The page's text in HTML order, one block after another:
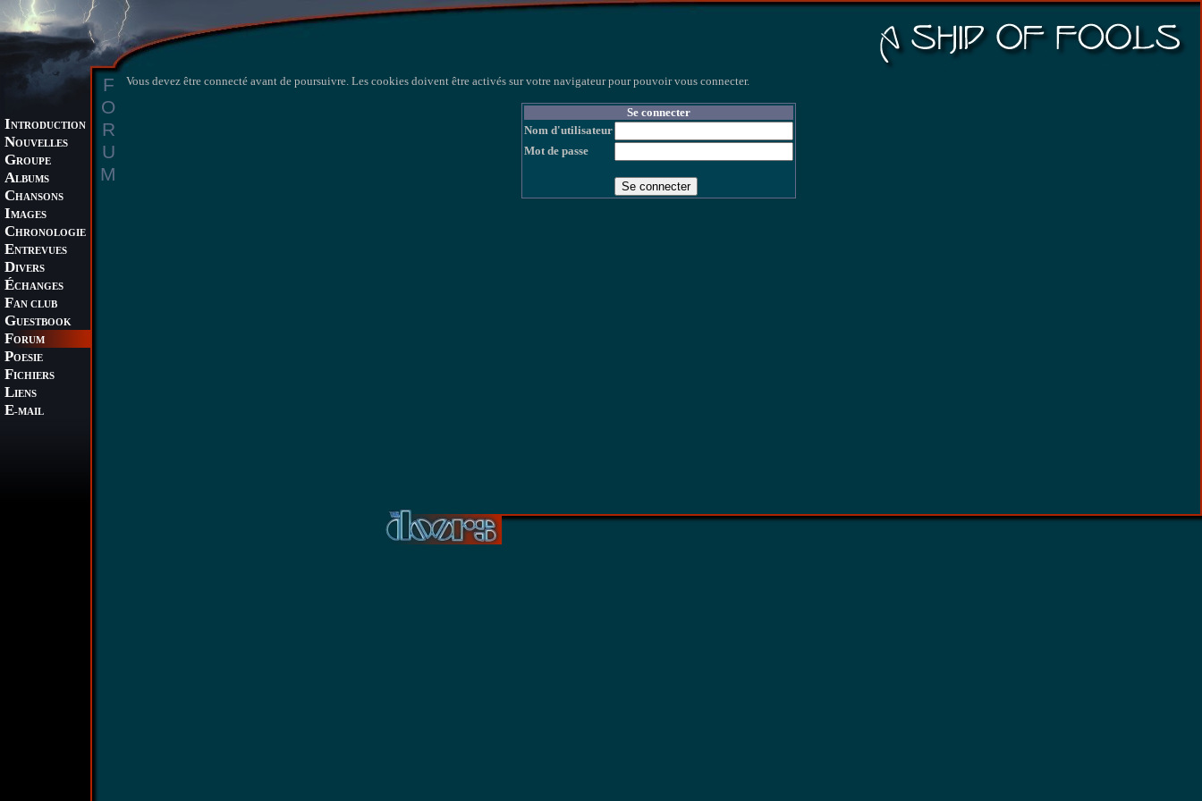
INTRODUCTION
NOUVELLES
GROUPE
ALBUMS
CHANSONS
IMAGES
CHRONOLOGIE
ENTREVUES
DIVERS
ÉCHANGES
FAN CLUB
GUESTBOOK
FORUM
POESIE
FICHIERS
LIENS
E-MAIL
F
O
R
U
M
Vous devez être connecté avant de poursuivre. Les cookies doivent être activés sur votre navigateur pour pouvoir vous connecter.
Se connecter
Nom d'utilisateur
Mot de passe